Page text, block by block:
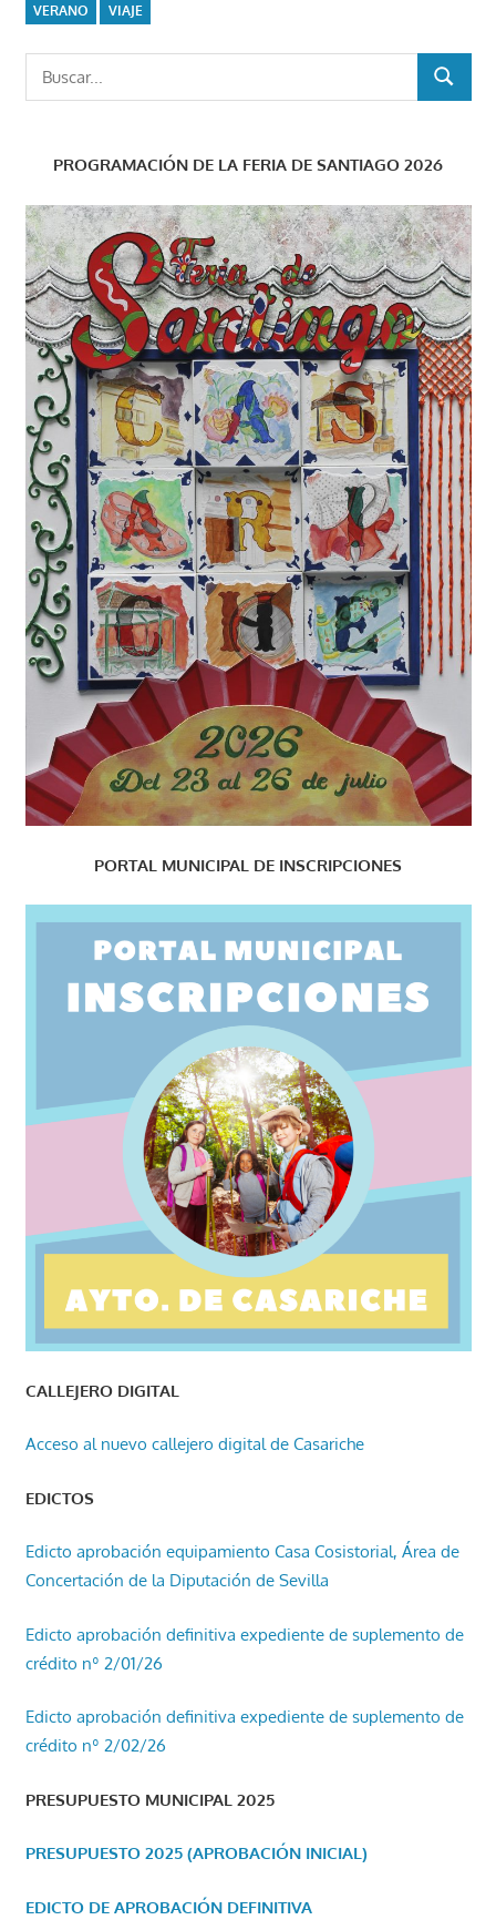
VERANO VIAJE
BUSCAR
PROGRAMACIÓN DE LA FERIA DE SANTIAGO 2026
PORTAL MUNICIPAL DE INSCRIPCIONES
CALLEJERO DIGITAL
Acceso al nuevo callejero digital de Casariche
EDICTOS
Edicto aprobación equipamiento Casa Cosistorial, Área de
Concertación de la Diputación de Sevilla
Edicto aprobación definitiva expediente de suplemento de
crédito nº 2/01/26
Edicto aprobación definitiva expediente de suplemento de
crédito nº 2/02/26
PRESUPUESTO MUNICIPAL 2025
PRESUPUESTO 2025 (APROBACIÓN INICIAL)
EDICTO DE APROBACIÓN DEFINITIVA